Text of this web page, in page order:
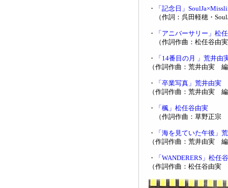
・
「記念日」
（作詞：呉田軽穂・
・
「アニバーサリー」松
（作詞作曲：松任谷由
・
「14番目の月 」荒井由
（作詞作曲：荒井由実
・
「卒業写真」荒井由実
（作詞作曲：荒井由実
・
「楓」松任谷由実
（作詞作曲：草野正宗
・
「海を見ていた午後」
（作詞作曲：荒井由実
・
「WANDERERS」松任
（作詞作曲：松任谷由